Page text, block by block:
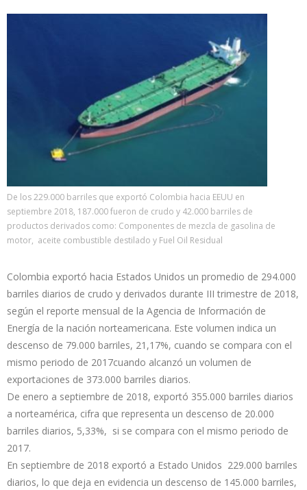
De los 229.000 barriles que exportó Colombia hacia EEUU en
septiembre 2018, 187.000 fueron de crudo y 42.000 barriles de
productos derivados como: Componentes de mezcla de gasolina de
motor, aceite combustible destilado y Fuel Oil Residual
Colombia exportó hacia Estados Unidos un promedio de 294.000
barriles diarios de crudo y derivados durante III trimestre de 2018,
según el reporte mensual de la Agencia de Información de
Energía de la nación norteamericana. Este volumen indica un
descenso de 79.000 barriles, 21,17%, cuando se compara con el
mismo periodo de 2017cuando alcanzó un volumen de
exportaciones de 373.000 barriles diarios.
De enero a septiembre de 2018, exportó 355.000 barriles diarios
a norteamérica, cifra que representa un descenso de 20.000
barriles diarios, 5,33%, si se compara con el mismo periodo de
2017.
En septiembre de 2018 exportó a Estado Unidos 229.000 barriles
diarios, lo que deja en evidencia un descenso de 145.000 barriles,